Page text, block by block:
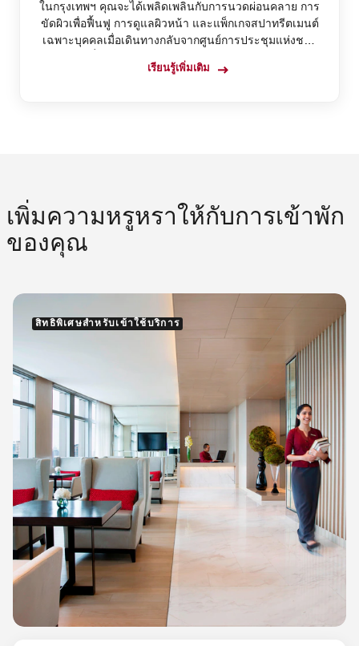
ในกรุงเทพฯ คุณจะได้เพลิดเพลินกับการนวดผ่อนคลาย การ
ขัดผิวเพื่อฟื้นฟู การดูแลผิวหน้า และแพ็กเกจสปาทรีตเมนต์
เฉพาะบุคคลเมื่อเดินทางกลับจากศูนย์การประชุมแห่งชาติ
สิริกิติ์หรือ SEA LIFE Bangkok Ocean World
เรียนรู้เพิ่มเติม
เพิ่มความหรูหราให้กับการเข้าพัก
ของคุณ
สิทธิพิเศษสำหรับเข้าใช้บริการ